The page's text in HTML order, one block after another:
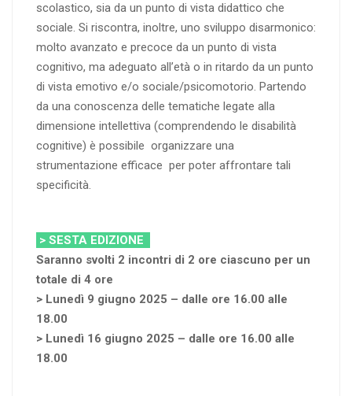
scolastico, sia da un punto di vista didattico che
sociale. Si riscontra, inoltre, uno sviluppo disarmonico:
molto avanzato e precoce da un punto di vista
cognitivo, ma adeguato all’età o in ritardo da un punto
di vista emotivo e/o sociale/psicomotorio. Partendo
da una conoscenza delle tematiche legate alla
dimensione intellettiva (comprendendo le disabilità
cognitive) è possibile organizzare una
strumentazione efficace per poter affrontare tali
specificità.
> SESTA EDIZIONE
Saranno svolti 2 incontri di 2 ore ciascuno per un
totale di 4 ore
> Lunedì 9 giugno 2025 – dalle ore 16.00 alle
18.00
> Lunedì 16 giugno 2025 – dalle ore 16.00 alle
18.00